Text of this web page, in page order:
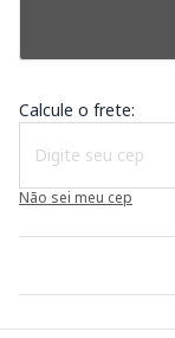
Calcule o frete:
Não sei meu cep